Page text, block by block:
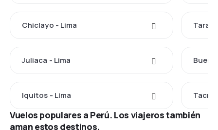
Chiclayo - Lima
Juliaca - Lima
Iquitos - Lima Tacna
Vuelos populares a Perú. Los viajeros también
aman estos destinos.